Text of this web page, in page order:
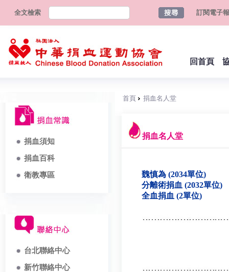
全文檢索 訂閱電子報
回首頁
捐血須知
捐血百科
衛教專區
台北聯絡中心
新竹聯絡中心
首頁 捐血名人堂
捐血名人堂
魏慎為 (2034單位)
分離術捐血 (2032單位)
全血捐血 (2單位)